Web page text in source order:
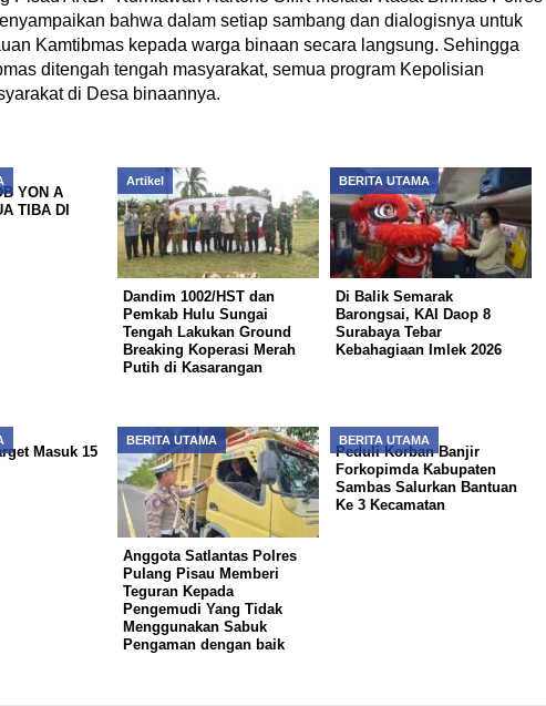
bahwa dalam setiap sambang dan dialogisnya untuk
Kamtibmas kepada warga binaan secara langsung. Sehingga
ditengah tengah masyarakat, semua program Kepolisian
di Desa binaannya.
YON A
TIBA DI
Artikel
Dandim 1002/HST dan
Pemkab Hulu Sungai
Tengah Lakukan Ground
Breaking Koperasi Merah
Putih di Kasarangan
BERITA UTAMA
Di Balik Semarak
Barongsai, KAI Daop 8
Surabaya Tebar
Kebahagiaan Imlek 2026
Masuk 15
BERITA UTAMA
Anggota Satlantas Polres
Pulang Pisau Memberi
Teguran Kepada
Pengemudi Yang Tidak
Menggunakan Sabuk
Pengaman dengan baik
BERITA UTAMA
Peduli Korban Banjir
Forkopimda Kabupaten
Sambas Salurkan Bantuan
Ke 3 Kecamatan